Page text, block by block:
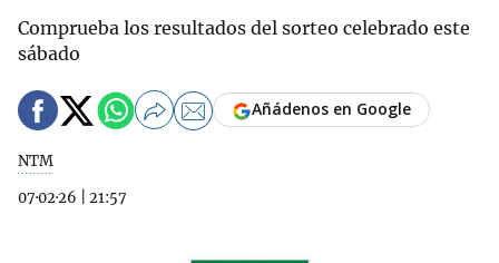
Comprueba los resultados del sorteo celebrado este
sábado
NTM
07·02·26
21:57
Añádenos en Google